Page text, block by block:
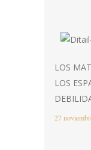
LOS
LOS
27